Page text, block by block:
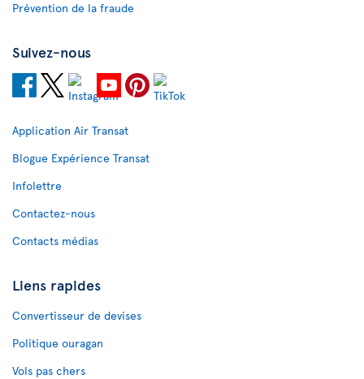
Prévention de la fraude
Suivez-nous
Application Air Transat
Blogue Expérience Transat
Infolettre
Contactez-nous
Contacts médias
Liens rapides
Convertisseur de devises
Politique ouragan
Vols pas chers